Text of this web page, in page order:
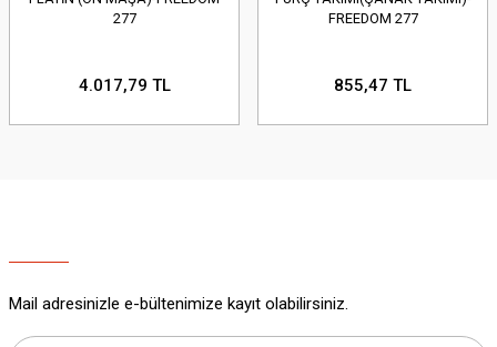
277
4.017,79 TL
FREEDOM 277
855,47 TL
Mail adresinizle e-bültenimize kayıt olabilirsiniz.